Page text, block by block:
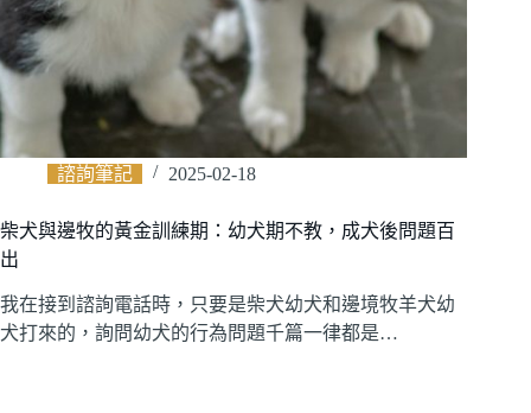
諮詢筆記 2025-02-18
柴犬與邊牧的黃金訓練期：幼犬期不教，成犬後問題百
出
我在接到諮詢電話時，只要是柴犬幼犬和邊境牧羊犬幼
犬打來的，詢問幼犬的行為問題千篇一律都是…